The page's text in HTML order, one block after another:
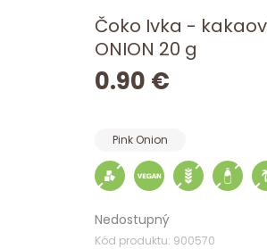
Čoko Ivka -
ONION 20 g
0.90 €
Pink Onion
Nedostupný
Kód produktu: 900570